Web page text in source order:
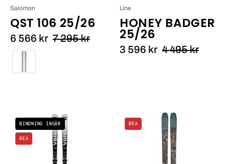
QST 106 25/26
Salomon
6 566 kr 7 295 kr
Färg
HONEY BADGER
25/26
Line
3 596 kr 4 495 kr
Völkl
RACETIGER
SC
VMOTION3
BINDNING INGÅR
REA
Atomic
Bent
90
25/26_1
REA